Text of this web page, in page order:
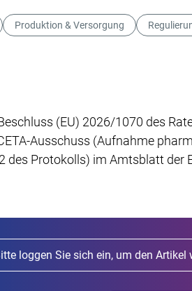
Produktion & Versorgung
(EU) 2026/1070 des
Ausschuss (Aufnahme
des Protokolls) im Amtsblatt der
loggen Sie sich ein, um den Artikel